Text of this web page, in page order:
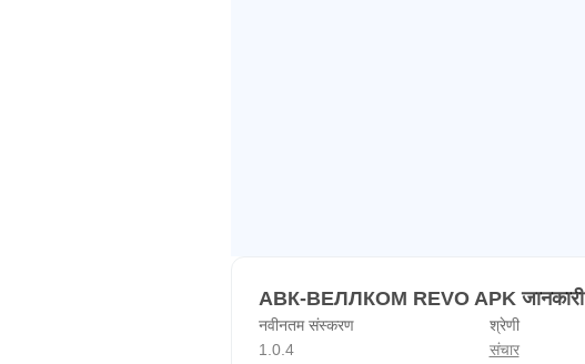
АВК-ВЕЛЛКОМ REVO APK जानकारी
नवीनतम संस्करण
1.0.4
श्रेणी
संचार